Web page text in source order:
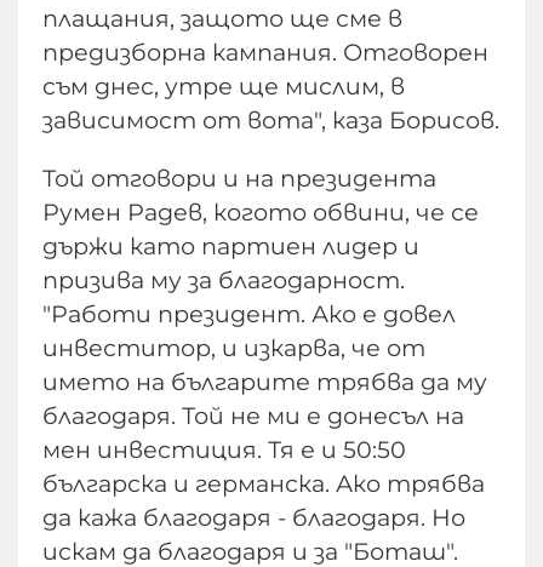
плащания, защото ще сме в
предизборна кампания. Отговорен
съм днес, утре ще мислим, в
зависимост от вота", каза Борисов.
Той отговори и на президента
Румен Радев, когото обвини, че се
държи като партиен лидер и
призива му за благодарност.
"Работи президент. Ако е довел
инвеститор, и изкарва, че от
името на българите трябва да му
благодаря. Той не ми е донесъл на
мен инвестиция. Тя е и 50:50
българска и германска. Ако трябва
да кажа благодаря - благодаря. Но
искам да благодаря и за "Боташ".